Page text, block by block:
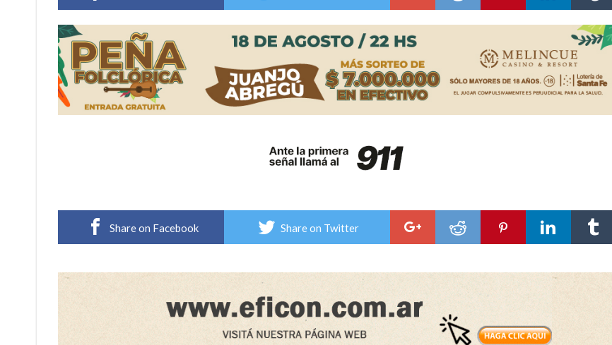
Distinguieron a Ramiro Maldonado, el campeón juvenil de malambo de Los Quirquinchos
Share on Facebook Share on Twitter